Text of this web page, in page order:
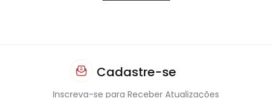
Cadastre-se
Inscreva-se para Receber Atualizações